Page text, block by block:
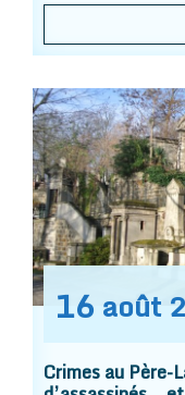
16 août
Crimes au Père-